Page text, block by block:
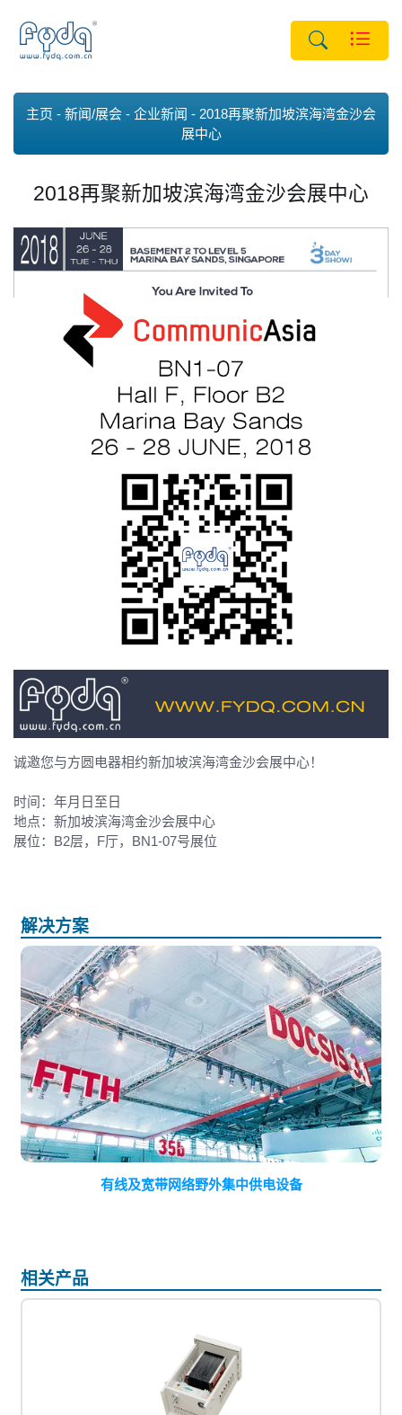
主页 新闻/展会 企业新闻
2018再聚新加坡滨海湾金沙会
展中心
2018再聚新加坡滨海湾金沙会展中心
诚邀您与方圆电器相约新加坡滨海湾金沙会展中心！
时间：年月日至日
地点：新加坡滨海湾金沙会展中心
展位：B2层，F厅，BN1-07号展位
解决方案
有线及宽带网络野外集中供电设备
相关产品